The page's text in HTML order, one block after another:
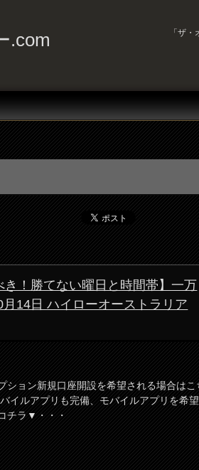
.com 「ザ
！勝てない曜日と時間帯】一万
14日 ハイローオーストラリア
ション新規口座開設を希望される場合はこ
イルアプリも完備、モバイルアプリを希望
チラ▼・・・